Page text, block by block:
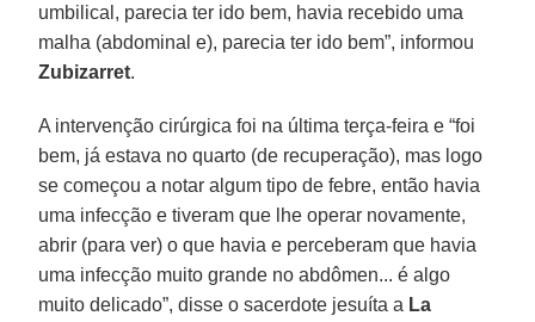
umbilical, parecia ter ido bem, havia recebido uma
malha (abdominal e), parecia ter ido bem”, informou
Zubizarret.
A intervenção cirúrgica foi na última terça-feira e “foi
bem, já estava no quarto (de recuperação), mas logo
se começou a notar algum tipo de febre, então havia
uma infecção e tiveram que lhe operar novamente,
abrir (para ver) o que havia e perceberam que havia
uma infecção muito grande no abdômen... é algo
muito delicado”, disse o sacerdote jesuíta a La